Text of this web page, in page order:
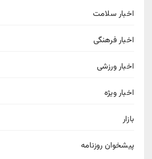
اخبار سلامت
اخبار فرهنگی
اخبار ورزشی
اخبار ویژه
بازار
پیشخوان روزنامه